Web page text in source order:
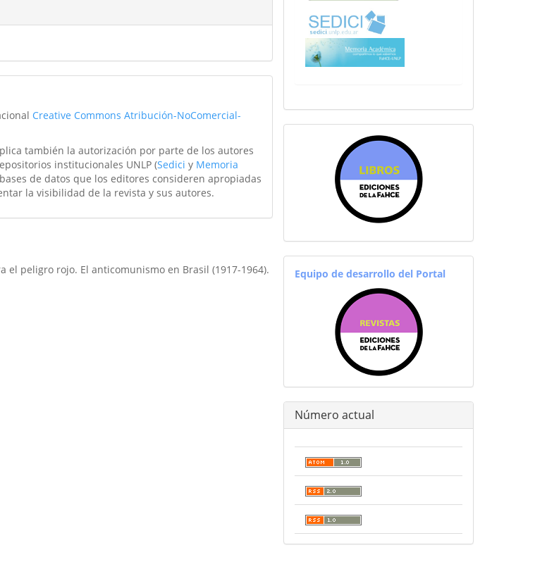
Creative Commons Atribución-NoComercial-
también la autorización por parte de los autores
institucionales UNLP (Sedici y Memoria
de datos que los editores consideren apropiadas
la visibilidad de la revista y sus autores.
el peligro rojo. El anticomunismo en Brasil (1917-1964).
equiporevistas
Equipo de desarrollo del Portal
Número actual